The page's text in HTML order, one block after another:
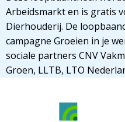
Arbeidsmarkt en is gratis
Dierhouderij. De
campagne Groeien in je
sociale partners CNV
Groen, LLTB, LTO